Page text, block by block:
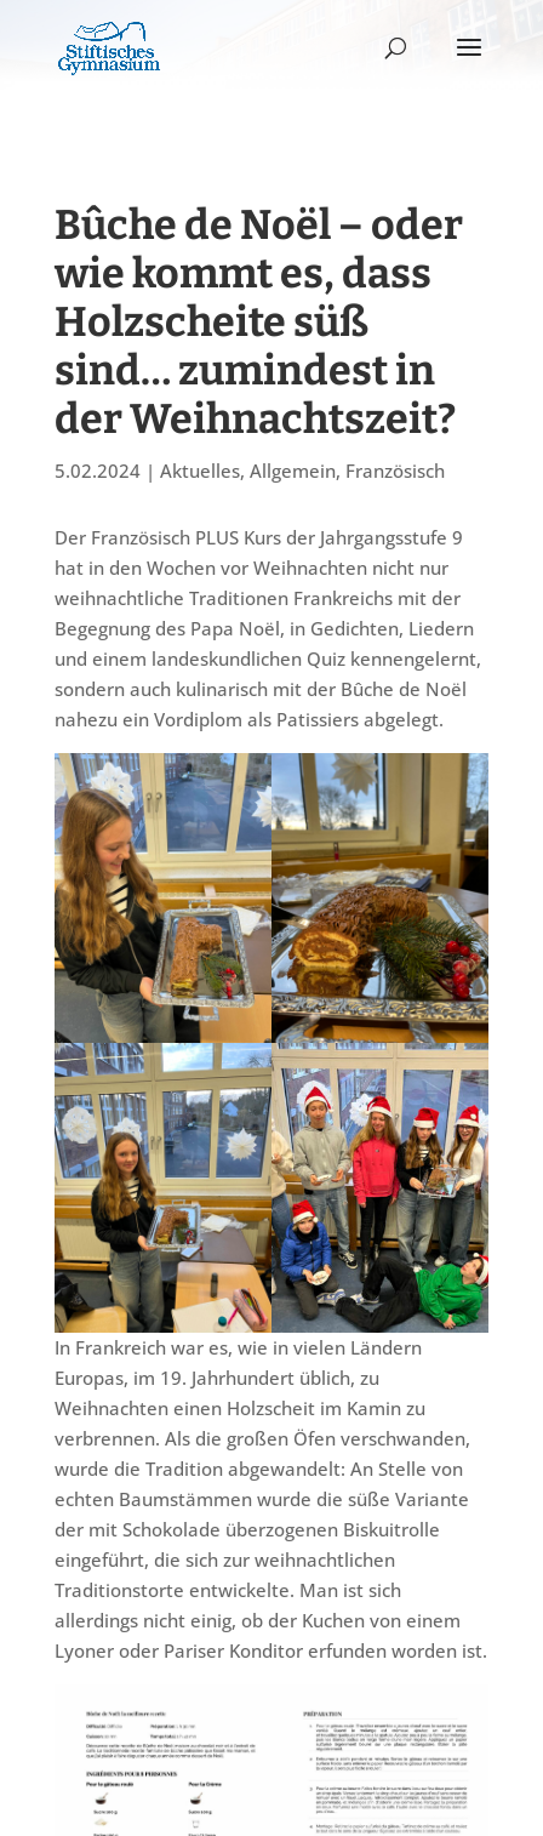
Bûche de Noël – oder
wie kommt es, dass
Holzscheite süß
sind… zumindest in
der Weihnachtszeit?
5.02.2024| Aktuelles, Allgemein, Französisch
Der Französisch PLUS Kurs der Jahrgangsstufe 9
hat in den Wochen vor Weihnachten nicht nur
weihnachtliche Traditionen Frankreichs mit der
Begegnung des Papa Noël, in Gedichten, Liedern
und einem landeskundlichen Quiz kennengelernt,
sondern auch kulinarisch mit der Bûche de Noël
nahezu ein Vordiplom als Patissiers abgelegt.
In Frankreich war es, wie in vielen Ländern
Europas, im 19. Jahrhundert üblich, zu
Weihnachten einen Holzscheit im Kamin zu
verbrennen. Als die großen Öfen verschwanden,
wurde die Tradition abgewandelt: An Stelle von
echten Baumstämmen wurde die süße Variante
der mit Schokolade überzogenen Biskuitrolle
eingeführt, die sich zur weihnachtlichen
Traditionstorte entwickelte. Man ist sich
allerdings nicht einig, ob der Kuchen von einem
Lyoner oder Pariser Konditor erfunden worden ist.